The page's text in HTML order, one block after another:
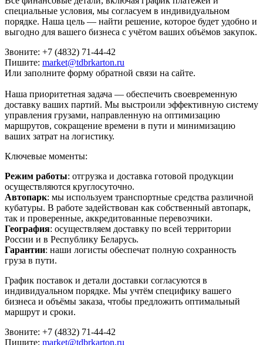
специальные условия, мы согласуем в индивидуальном
порядке. Наша цель — найти решение, которое будет удобно и
выгодно для вашего бизнеса с учётом ваших объёмов закупок.
Звоните: +7 (4832) 71-44-42
Пишите: market@tdbrkarton.ru
Или заполните форму обратной связи на сайте.
Наша приоритетная задача — обеспечить своевременную
доставку ваших партий. Мы выстроили эффективную систему
управления грузами, направленную на оптимизацию
маршрутов, сокращение времени в пути и минимизацию
ваших затрат на логистику.
Ключевые моменты:
Режим работы: отгрузка и доставка готовой продукции
осуществляются круглосуточно.
Автопарк: мы используем транспортные средства различной
кубатуры. В работе задействован как собственный автопарк,
так и проверенные, аккредитованные перевозчики.
География: осуществляем доставку по всей территории
России и в Республику Беларусь.
Гарантии: наши логисты обеспечат полную сохранность
груза в пути.
График поставок и детали доставки согласуются в
индивидуальном порядке. Мы учтём специфику вашего
бизнеса и объёмы заказа, чтобы предложить оптимальный
маршрут и сроки.
Звоните: +7 (4832) 71-44-42
Пишите: market@tdbrkarton.ru